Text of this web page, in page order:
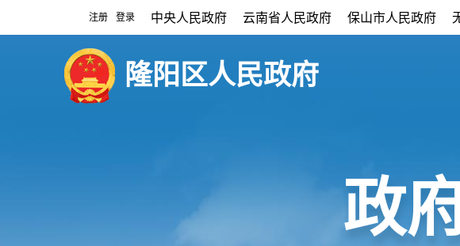
注册 登录 中央人民政府 云南省人民政府 保山市人民政府
隆阳区人民政府
政